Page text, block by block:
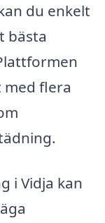
du enkelt
bästa
flera
i Vidja kan